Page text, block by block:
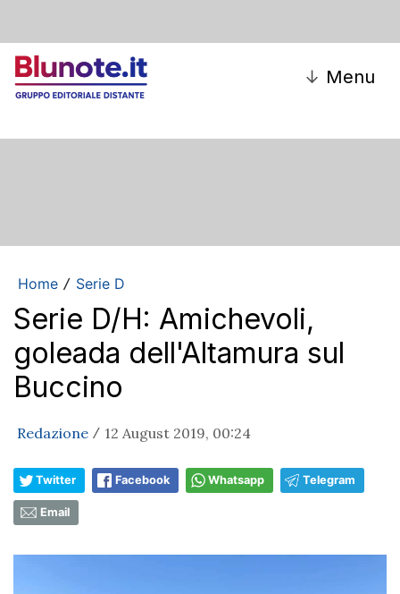
↓ Menu
Home / Serie D
Serie D/H: Amichevoli,
goleada dell'Altamura sul
Buccino
Redazione / 12 August 2019, 00:24
Twitter Facebook Whatsapp Telegram
Email